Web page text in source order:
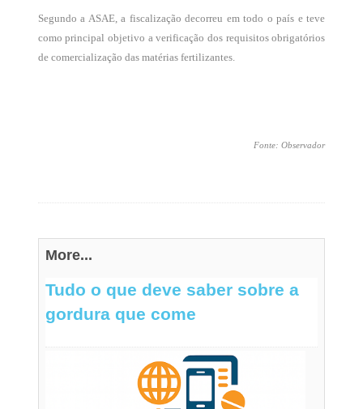
Segundo a ASAE, a fiscalização decorreu em todo o país e teve
como principal objetivo a verificação dos requisitos obrigatórios
de comercialização das matérias fertilizantes.
Fonte: Observador
More...
Tudo o que deve saber sobre a
gordura que come